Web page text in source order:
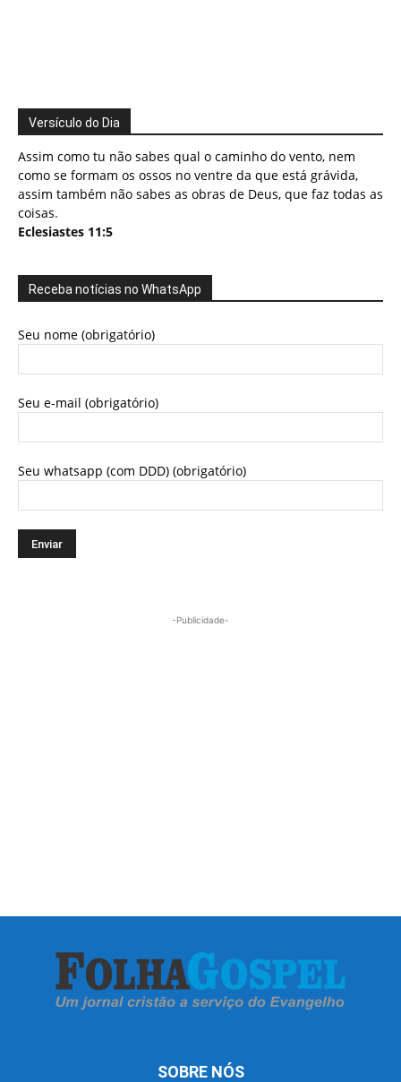
Versículo do Dia
Assim como tu não sabes qual o caminho do vento, nem
como se formam os ossos no ventre da que está grávida,
assim também não sabes as obras de Deus, que faz todas as
coisas.
Eclesiastes 11:5
Receba notícias no WhatsApp
Seu nome (obrigatório)
Seu e-mail (obrigatório)
Seu whatsapp (com DDD) (obrigatório)
-Publicidade-
SOBRE NÓS